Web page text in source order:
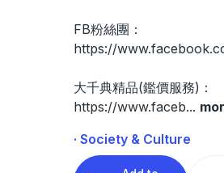
FB粉絲團：
https://
大千典精品(鑑價服務)：
https://www.faceb...
· Society & Culture